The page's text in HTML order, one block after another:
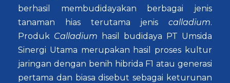
berhasil membudidayakan berbagai jenis
tanaman hias terutama jenis calladium.
Produk Calladium hasil budidaya PT Umsida
Sinergi Utama merupakan hasil proses kultur
jaringan dengan benih hibrida F1 atau generasi
pertama dan biasa disebut sebagai keturunan